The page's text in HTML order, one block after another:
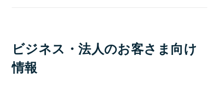
ビジネス・法人のお客さま向け
情報